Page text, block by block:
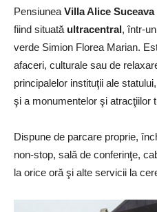
Pensiunea Villa Alice Suceava
fiind situată ultracentral, într-
verde Simion Florea Marian.
afaceri, culturale sau de
principalelor instituţii ale
şi a monumentelor şi atracţiilor
Dispune de parcare proprie,
non-stop, sală de conferinţe,
la orice oră şi alte servicii la